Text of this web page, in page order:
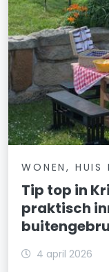
WONEN, HUIS
Tip top in
praktisch
4 april 2026